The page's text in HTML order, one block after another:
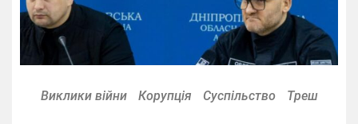
Виклики війни Корупція Суспільство Треш